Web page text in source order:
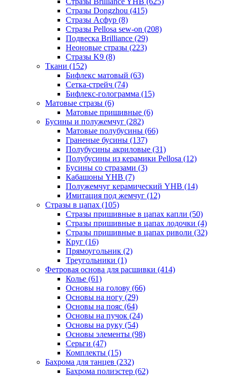
Стразы Dongzhou (415)
Стразы Асфур (8)
Стразы Pellosa sew-on (208)
Подвеска Brilliance (29)
Неоновые стразы (223)
Стразы K9 (8)
Ткани (152)
Бифлекс матовый (63)
Сетка-стрейч (74)
Бифлекс-голограмма (15)
Матовые стразы (6)
Матовые пришивные (6)
Бусины и полужемчуг (282)
Матовые полубусины (66)
Граненые бусины (137)
Полубусины акриловые (31)
Полубусины из керамики Pellosa (12)
Бусины со стразами (3)
Кабашоны YHB (7)
Полужемчуг керамический YHB (14)
Имитация под жемчуг (12)
Стразы в цапах (105)
Стразы пришивные в цапах капли (50)
Стразы пришивные в цапах лодочки (4)
Стразы пришивные в цапах риволи (32)
Круг (16)
Прямоугольник (2)
Треугольники (1)
Фетровая основа для расшивки (414)
Колье (61)
Основы на голову (66)
Основы на ногу (29)
Основы на пояс (64)
Основы на пучок (24)
Основы на руку (54)
Основы элементы (98)
Серьги (47)
Комплекты (15)
Бахрома для танцев (232)
Бахрома полиэстер (62)